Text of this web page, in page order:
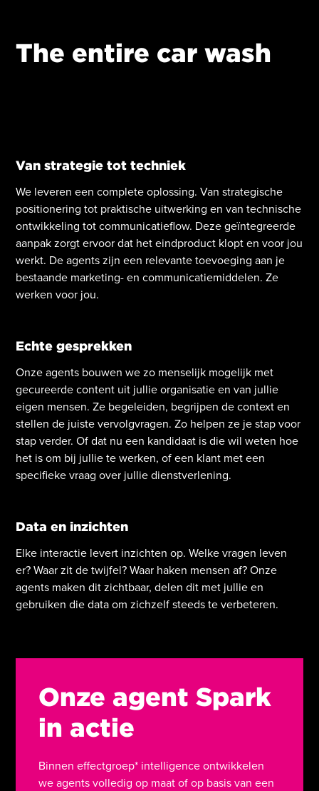
The entire car wash
Van strategie tot techniek
We leveren een complete oplossing. Van strategische
positionering tot praktische uitwerking en van technische
ontwikkeling tot communicatieflow. Deze geïntegreerde
aanpak zorgt ervoor dat het eindproduct klopt en voor jou
werkt. De agents zijn een relevante toevoeging aan je
bestaande marketing- en communicatiemiddelen. Ze
werken voor jou.
Echte gesprekken
Onze agents bouwen we zo menselijk mogelijk met
gecureerde content uit jullie organisatie en van jullie
eigen mensen. Ze begeleiden, begrijpen de context en
stellen de juiste vervolgvragen. Zo helpen ze je stap voor
stap verder. Of dat nu een kandidaat is die wil weten hoe
het is om bij jullie te werken, of een klant met een
specifieke vraag over jullie dienstverlening.
Data en inzichten
Elke interactie levert inzichten op. Welke vragen leven
er? Waar zit de twijfel? Waar haken mensen af? Onze
agents maken dit zichtbaar, delen dit met jullie en
gebruiken die data om zichzelf steeds te verbeteren.
Onze agent Spark
in actie
Binnen effectgroep* intelligence ontwikkelen
we agents volledig op maat of op basis van een